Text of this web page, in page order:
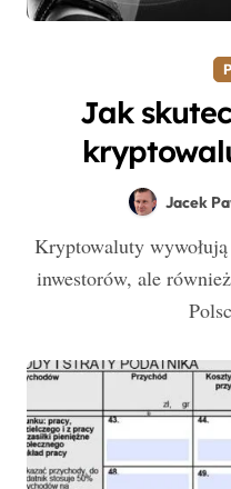
Jak
uniknąć
Jacek
Kryptowaluty wywołują emocje. Dotyczy to nie tylko
inwestorów, ale